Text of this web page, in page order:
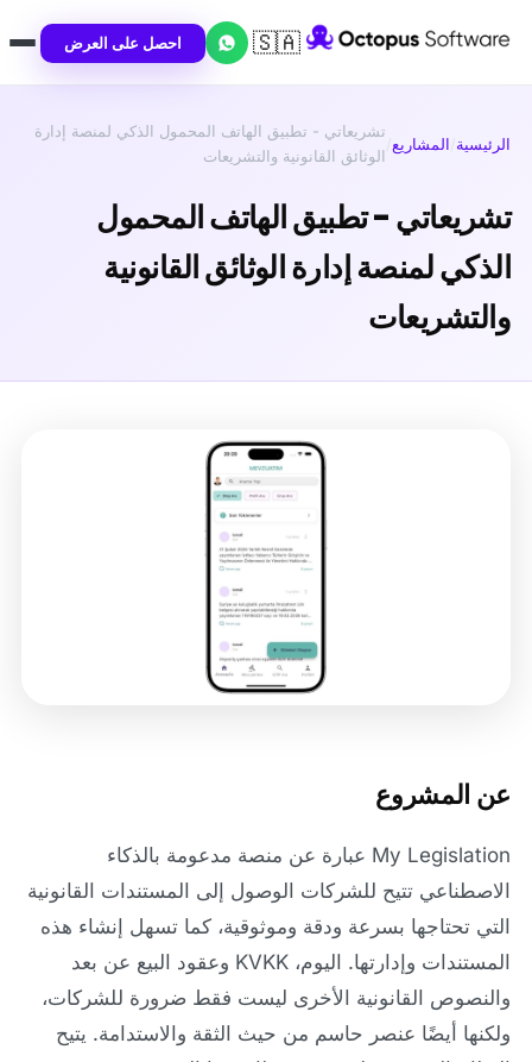
🇸🇦 احصل على العرض
الرئيسية/المشاريع/
تشريعاتي - تطبيق الهاتف المحمول الذكي لمنصة إدارة
الوثائق القانونية والتشريعات
تشريعاتي - تطبيق الهاتف المحمول
الذكي لمنصة إدارة الوثائق القانونية
والتشريعات
عن المشروع
My Legislation عبارة عن منصة مدعومة بالذكاء
الاصطناعي تتيح للشركات الوصول إلى المستندات القانونية
التي تحتاجها بسرعة ودقة وموثوقية، كما تسهل إنشاء هذه
المستندات وإدارتها. اليوم، KVKK وعقود البيع عن بعد
والنصوص القانونية الأخرى ليست فقط ضرورة للشركات،
ولكنها أيضًا عنصر حاسم من حيث الثقة والاستدامة. يتيح